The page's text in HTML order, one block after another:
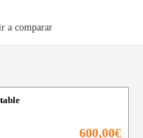
a comparar
600,00€